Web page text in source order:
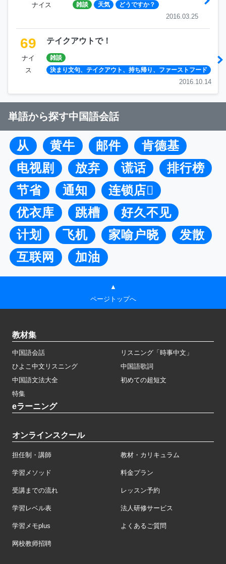
ナイス 雑談 天気 どうですか？
2016.03.25
69
ナイ
ス
テイクアウトで！
雑談
決まり文句、テイクアウト、持ち帰り、ファーストフード
2016.10.14
単語から探す中国語会話
从 黄牛 邮件
肯德基
电视剧
放弃 谎话
排行榜
节省
通知
连锁店
优衣库
跳槽
好久不见
计划
飞机 家喻户晓
发散
互联网
加油
▲
ページトップへ
教材集
中国語会話
リスニング「時事中文」
ひよこ中文リスニング
中国語歌詞
中国語文法大全
初めての超短文
特集
eラーニング
オンラインスクール
担任制・講師 教材・カリキュラム
学習メソッド 料金プラン
受講までの流れ レッスン予約
学習レベル表 法人研修サービス
学習メモplus よくあるご質問
网校教师招聘